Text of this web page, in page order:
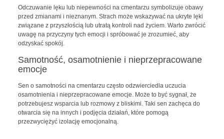
Odczuwanie lęku lub niepewności na cmentarzu symbolizuje obawy
przed zmianami i nieznanym. Strach może wskazywać na ukryte lęki
związane z przyszłością lub utratą kontroli nad życiem. Warto zwrócić
uwagę na przyczyny tych emocji i spróbować je zrozumieć, aby
odzyskać spokój.
Samotność, osamotnienie i nieprzepracowane
emocje
Sen o samotności na cmentarzu często odzwierciedla uczucia
osamotnienia i nieprzepracowane emocje. Może to być sygnał, że
potrzebujesz wsparcia lub rozmowy z bliskimi. Taki sen zachęca do
otwarcia się na innych i podjęcia działań, które pomogą
przezwyciężyć izolację emocjonalną.